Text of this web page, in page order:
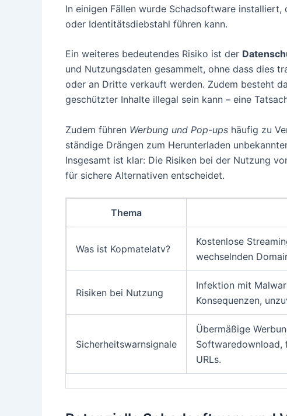
In einigen Fällen wurde Schadsoftware
oder Identitätsdiebstahl führen kann.
Ein weiteres bedeutendes Risiko ist der
und Nutzungsdaten gesammelt, ohne dass dies
oder an Dritte verkauft werden. Zudem besteht
geschützter Inhalte illegal sein kann – eine
Zudem führen Werbung und Pop-ups häufig zu
ständige Drängen zum Herunterladen
Insgesamt ist klar: Die Risiken bei der Nutzung
für sichere Alternativen entscheidet.
Thema
Was ist Kopmatelatv?
Kostenlose
wechselnden
Risiken bei Nutzung
Infektion mit
Konsequenzen,
Sicherheitswarnsignale
Übermäßige
Softwaredownload,
URLs.